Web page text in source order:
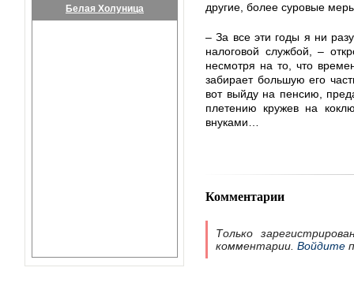
Белая Холуница
другие, более суровые
– За все эти годы я ни
налоговой службой, –
несмотря на то, что
забирает большую его
вот выйду на пенсию,
плетению кружев на
внуками…
Комментарии
Только
комментарии. Войдите